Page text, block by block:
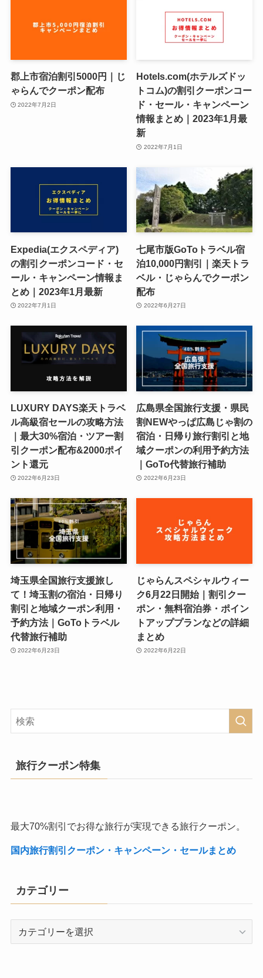
郡上市宿泊割引5000円｜じ
ゃらんでクーポン配布
2022年7月2日
Hotels.com(ホテルズドッ
トコム)の割引クーポンコー
ド・セール・キャンペーン
情報まとめ｜2023年1月最
新
2022年7月1日
Expedia(エクスペディア)
の割引クーポンコード・セ
ール・キャンペーン情報ま
とめ｜2023年1月最新
2022年7月1日
七尾市版GoToトラベル宿
泊10,000円割引｜楽天トラ
ベル・じゃらんでクーポン
配布
2022年6月27日
LUXURY DAYS楽天トラベ
ル高級宿セールの攻略方法
｜最大30%宿泊・ツアー割
引クーポン配布&2000ポイ
ント還元
2022年6月23日
広島県全国旅行支援・県民
割NEWやっぱ広島じゃ割の
宿泊・日帰り旅行割引と地
域クーポンの利用予約方法
｜GoTo代替旅行補助
2022年6月23日
埼玉県全国旅行支援旅し
て！埼玉割の宿泊・日帰り
割引と地域クーポン利用・
予約方法｜GoToトラベル
代替旅行補助
2022年6月23日
じゃらんスペシャルウィー
ク6月22日開始｜割引クー
ポン・無料宿泊券・ポイン
トアッププランなどの詳細
まとめ
2022年6月22日
旅行クーポン特集
最大70%割引でお得な旅行が実現できる旅行クーポン。
国内旅行割引クーポン・キャンペーン・セールまとめ
カテゴリー